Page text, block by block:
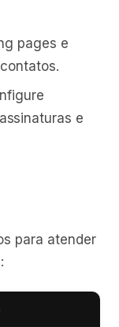
pages e
e
para atender